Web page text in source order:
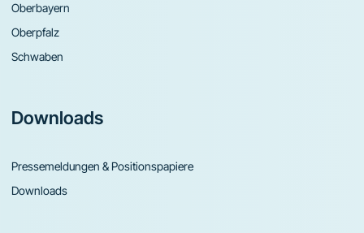
Oberbayern
Oberpfalz
Schwaben
Downloads
Pressemeldungen & Positionspapiere
Downloads